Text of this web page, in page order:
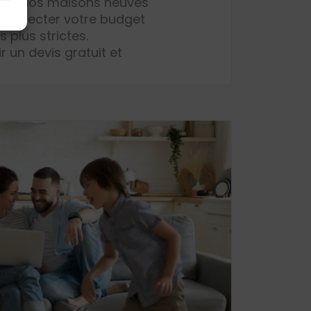
votre budget
plus strictes.
un devis gratuit et